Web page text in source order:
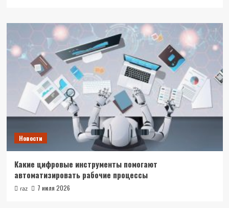
Новости
Какие цифровые инструменты помогают
автоматизировать рабочие процессы
raz 7 июля 2026